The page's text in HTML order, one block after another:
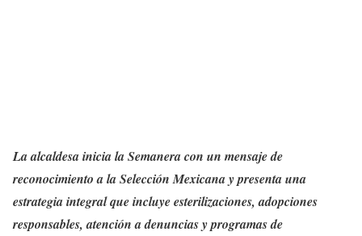
La alcaldesa inicia la Semanera con un mensaje de
reconocimiento a la Selección Mexicana y presenta una
estrategia integral que incluye esterilizaciones, adopciones
responsables, atención a denuncias y programas de